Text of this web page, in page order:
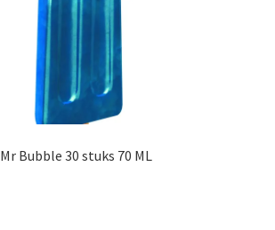
Mr Bubble 30 stuks 70 ML